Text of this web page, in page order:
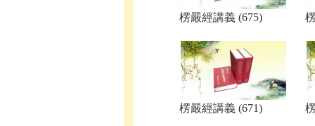
楞嚴經講義 (675)
楞嚴經講義 (671)